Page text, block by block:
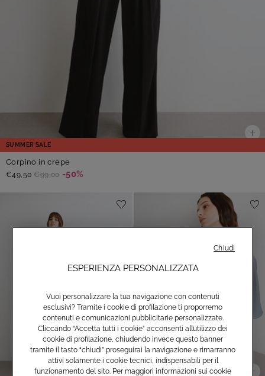
SUMMER SALE
Corpino in crepe
€49,50 €99,00 -50%
ESPERIENZA PERSONALIZZATA
Vuoi personalizzare la tua navigazione con contenuti
esclusivi? Tramite i cookie di profilazione ti proporremo
contenuti e comunicazioni pubblicitarie personalizzate.
Cliccando “Accetta tutti i cookie” acconsenti all’utilizzo dei
cookie di profilazione, chiudendo invece questo banner
tramite il tasto “chiudi” proseguirai la navigazione e rimarranno
attivi solamente i cookie tecnici, indispensabili per il
funzionamento del sito. Per maggiori informazioni sui cookie
Chiudi